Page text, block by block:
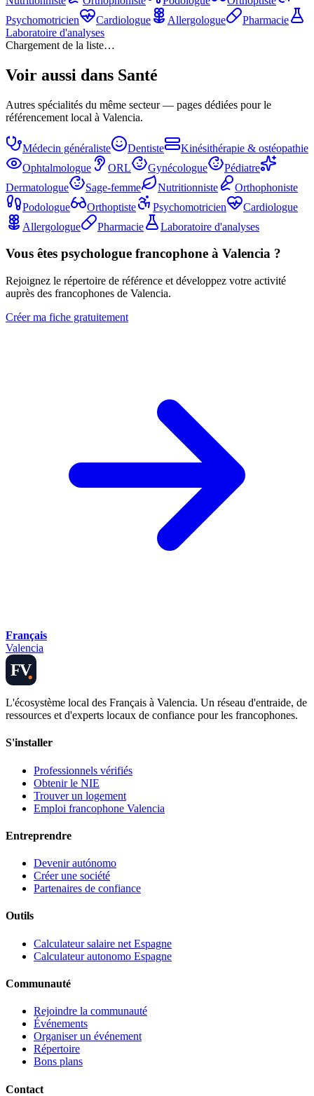
Psychomotricien
Cardiologue Allergologue
Pharmacie
Laboratoire d'analyses
Chargement de la liste…
Voir aussi dans Santé
Autres spécialités du même secteur — pages dédiées pour le
référencement local à Valencia.
Médecin généraliste Dentiste
Kinésithérapie & ostéopathie
Ophtalmologue
ORL Gynécologue
Pédiatre
Dermatologue
Sage-femme Nutritionniste
Orthophoniste
Podologue
Orthoptiste Psychomotricien
Cardiologue
Allergologue
Pharmacie Laboratoire d'analyses
Vous êtes psychologue francophone à Valencia ?
Rejoignez le répertoire de référence et développez votre activité
auprès des francophones de Valencia.
Créer ma fiche gratuitement
Français
Valencia
FV
L'écosystème local des Français à Valencia. Un réseau d'entraide, de
ressources et d'experts locaux de confiance pour les francophones.
S'installer
Professionnels vérifiés
Obtenir le NIE
Trouver un logement
Emploi francophone Valencia
Entreprendre
Devenir autónomo
Créer une société
Partenaires de confiance
Outils
Calculateur salaire net Espagne
Calculateur autonomo Espagne
Communauté
Rejoindre la communauté
Événements
Organiser un événement
Répertoire
Bons plans
Contact